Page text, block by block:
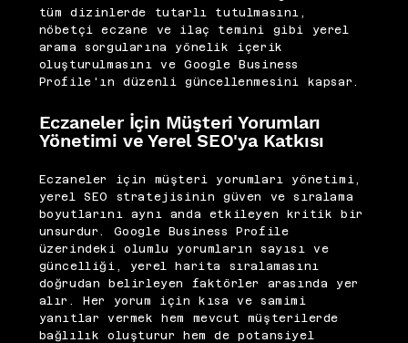
tüm dizinlerde tutarlı tutulmasını,
nöbetçi eczane ve ilaç temini gibi yerel
arama sorgularına yönelik içerik
oluşturulmasını ve Google Business
Profile'ın düzenli güncellenmesini kapsar.
Eczaneler İçin Müşteri Yorumları
Yönetimi ve Yerel SEO'ya Katkısı
Eczaneler için müşteri yorumları yönetimi,
yerel SEO stratejisinin güven ve sıralama
boyutlarını aynı anda etkileyen kritik bir
unsurdur. Google Business Profile
üzerindeki olumlu yorumların sayısı ve
güncelliği, yerel harita sıralamasını
doğrudan belirleyen faktörler arasında yer
alır. Her yorum için kısa ve samimi
yanıtlar vermek hem mevcut müşterilerde
bağlılık oluşturur hem de potansiyel